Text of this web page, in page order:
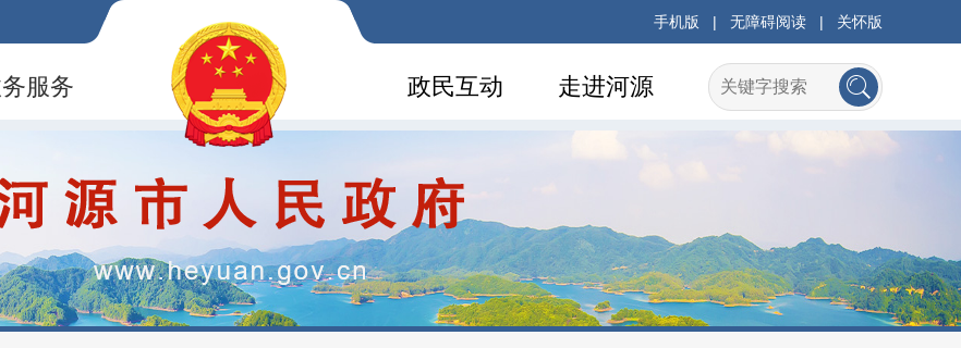
手机版 | 无障碍阅读 | 关怀版
服务 走进河源
政民互动